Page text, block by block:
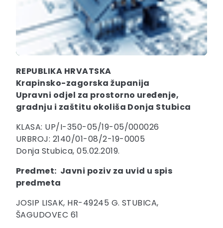
REPUBLIKA HRVATSKA
Krapinsko-zagorska županija
Upravni odjel za prostorno uređenje,
gradnju i zaštitu okoliša Donja Stubica
KLASA: UP/I-350-05/19-05/000026
URBROJ: 2140/01-08/2-19-0005
Donja Stubica, 05.02.2019.
Predmet: Javni poziv za uvid u spis
predmeta
JOSIP LISAK, HR-49245 G. STUBICA,
ŠAGUDOVEC 61